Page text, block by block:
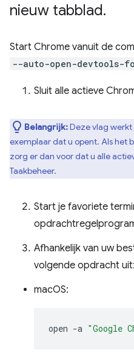
nieuw tabblad.
Start Chrome vanuit de
--auto-open-devtools-
Sluit alle actieve
Belangrijk:Deze vlag
exemplaar dat u opent. Als het
zorg er dan voor dat u alle
Taakbeheer.
Start je favoriete
Afhankelijk van uw
volgende opdracht uit:
macOS:
open -a "Google